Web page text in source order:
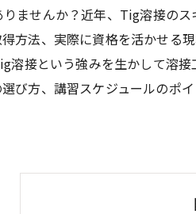
ませんか？近年、Tig溶接の
方法、実際に資格を活かせ
接という強みを生かして溶
び方、講習スケジュールの